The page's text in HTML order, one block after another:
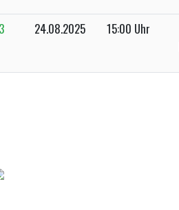
3 24.08.2025 15:00 Uhr